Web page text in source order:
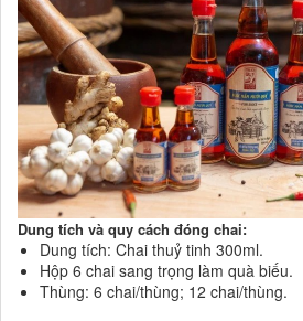
Dung tích và quy cách đóng chai:
Dung tích: Chai thuỷ tinh 300ml.
Hộp 6 chai sang trọng làm quà biếu.
Thùng: 6 chai/thùng; 12 chai/thùng.